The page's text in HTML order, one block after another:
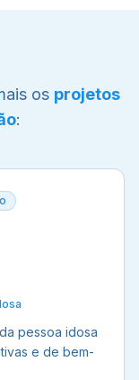
os projetos
:
pessoa idosa
e de bem-